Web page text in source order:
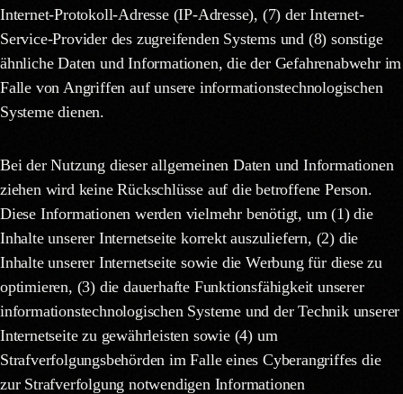
Internet-Protokoll-Adresse (IP-Adresse), (7) der Internet-
Service-Provider des zugreifenden Systems und (8) sonstige
ähnliche Daten und Informationen, die der Gefahrenabwehr im
Falle von Angriffen auf unsere informationstechnologischen
Systeme dienen.
Bei der Nutzung dieser allgemeinen Daten und Informationen
ziehen wird keine Rückschlüsse auf die betroffene Person.
Diese Informationen werden vielmehr benötigt, um (1) die
Inhalte unserer Internetseite korrekt auszuliefern, (2) die
Inhalte unserer Internetseite sowie die Werbung für diese zu
optimieren, (3) die dauerhafte Funktionsfähigkeit unserer
informationstechnologischen Systeme und der Technik unserer
Internetseite zu gewährleisten sowie (4) um
Strafverfolgungsbehörden im Falle eines Cyberangriffes die
zur Strafverfolgung notwendigen Informationen